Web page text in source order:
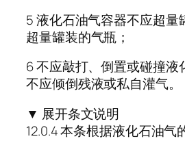
5 液化石油气容器不应超量
超量罐装的气瓶；
6 不应敲打、倒置或碰撞液
不应倾倒残液或私自灌气。
▼ 展开条文说明
12.0.4 本条根据液化石油气